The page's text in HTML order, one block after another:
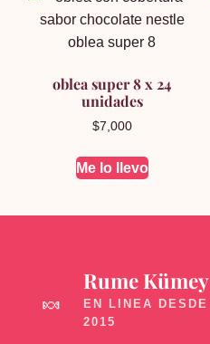
oblea super 8 x 24
unidades
$7,000
Me lo llevo
🍬
Rume Kümey